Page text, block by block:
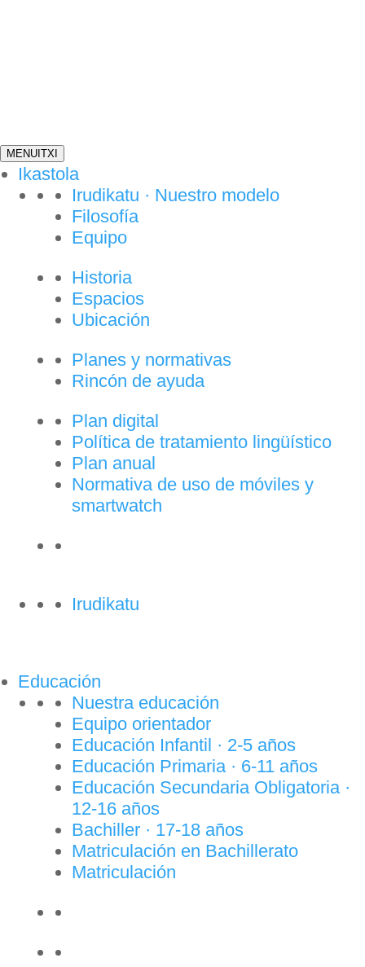
MENU ITXI
Ikastola
Irudikatu · Nuestro modelo
Filosofía
Equipo
Historia
Espacios
Ubicación
Planes y normativas
Rincón de ayuda
Plan digital
Política de tratamiento lingüístico
Plan anual
Normativa de uso de móviles y
smartwatch
Irudikatu
Educación
Nuestra educación
Equipo orientador
Educación Infantil · 2-5 años
Educación Primaria · 6-11 años
Educación Secundaria Obligatoria ·
12-16 años
Bachiller · 17-18 años
Matriculación en Bachillerato
Matriculación